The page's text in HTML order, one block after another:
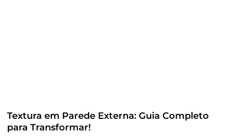
Textura em Parede Externa: Guia Completo
para Transformar!